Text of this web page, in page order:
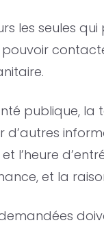
les seules
publique, la
d’autres
l’heure
et la